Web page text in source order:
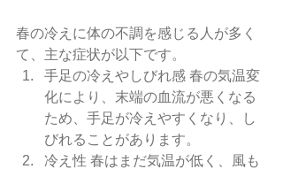
春の冷えに体の不調を感じる人が多く
て、主な症状が以下です。
手足の冷えやしびれ感 春の気温変
化により、末端の血流が悪くなる
ため、手足が冷えやすくなり、し
びれることがあります。
冷え性 春はまだ気温が低く、風も